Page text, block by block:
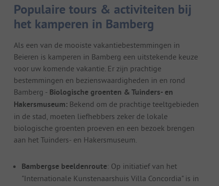
Populaire tours & activiteiten bij
het kamperen in Bamberg
Als een van de mooiste vakantiebestemmingen in
Beieren is kamperen in Bamberg een uitstekende keuze
voor uw komende vakantie. Er zijn prachtige
bestemmingen en bezienswaardigheden in en rond
Bamberg - Biologische groenten & Tuinders- en
Hakersmuseum: Bekend om de prachtige teeltgebieden
in de stad, moeten liefhebbers zeker de lokale
biologische groenten proeven en een bezoek brengen
aan het Tuinders- en Hakersmuseum.
Bambergse beeldenroute: Op initiatief van het
"Internationale Kunstenaarshuis Villa Concordia" is in